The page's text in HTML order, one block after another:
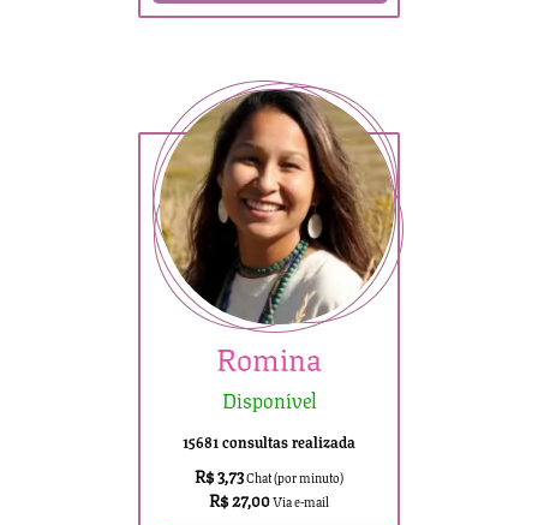
Romina
Disponível
15681 consultas realizada
R$ 3,73Chat (por minuto)
R$ 27,00Via e-mail